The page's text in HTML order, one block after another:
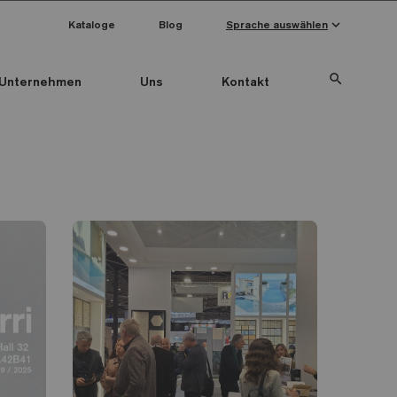
Unternehmen Uns Kontakt search
Kataloge Blog Sprache auswählen keyboard_arrow_down